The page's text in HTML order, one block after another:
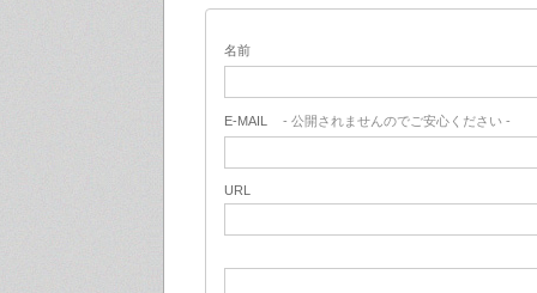
名前
E-MAIL - 公開されませんのでご安心ください -
URL